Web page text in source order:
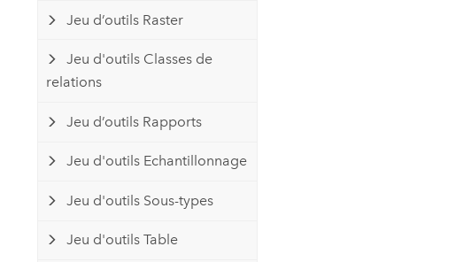
Jeu d’outils Raster
Jeu d'outils Classes de
relations
Jeu d’outils Rapports
Jeu d'outils Echantillonnage
Jeu d'outils Sous-types
Jeu d'outils Table